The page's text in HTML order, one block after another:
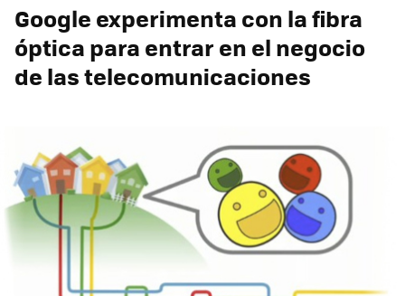
Google experimenta con la fibra
óptica para entrar en el negocio
de las telecomunicaciones